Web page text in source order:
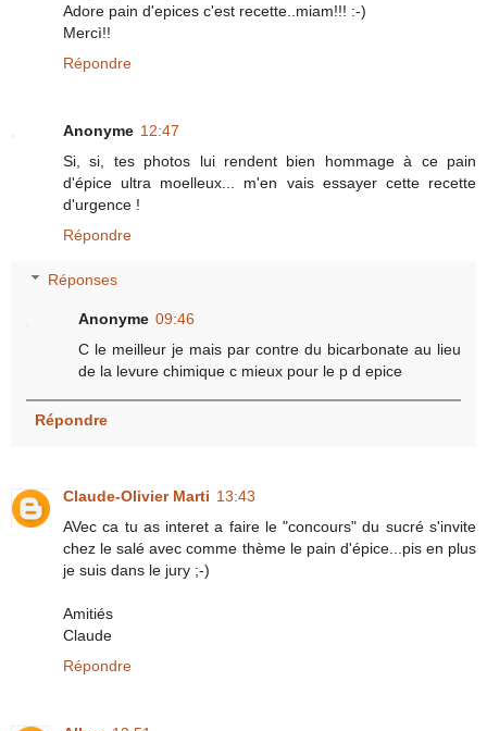
Adore pain d'epices c'est recette..miam!!! :-)
Mercì!!
Répondre
Anonyme 12:47
Si, si, tes photos lui rendent bien hommage à ce pain
d'épice ultra moelleux... m'en vais essayer cette recette
d'urgence !
Répondre
Réponses
Anonyme 09:46
C le meilleur je mais par contre du bicarbonate au lieu
de la levure chimique c mieux pour le p d epice
Répondre
Claude-Olivier Marti 13:43
AVec ca tu as interet a faire le "concours" du sucré s'invite
chez le salé avec comme thème le pain d'épice...pis en plus
je suis dans le jury ;-)
Amitiés
Claude
Répondre